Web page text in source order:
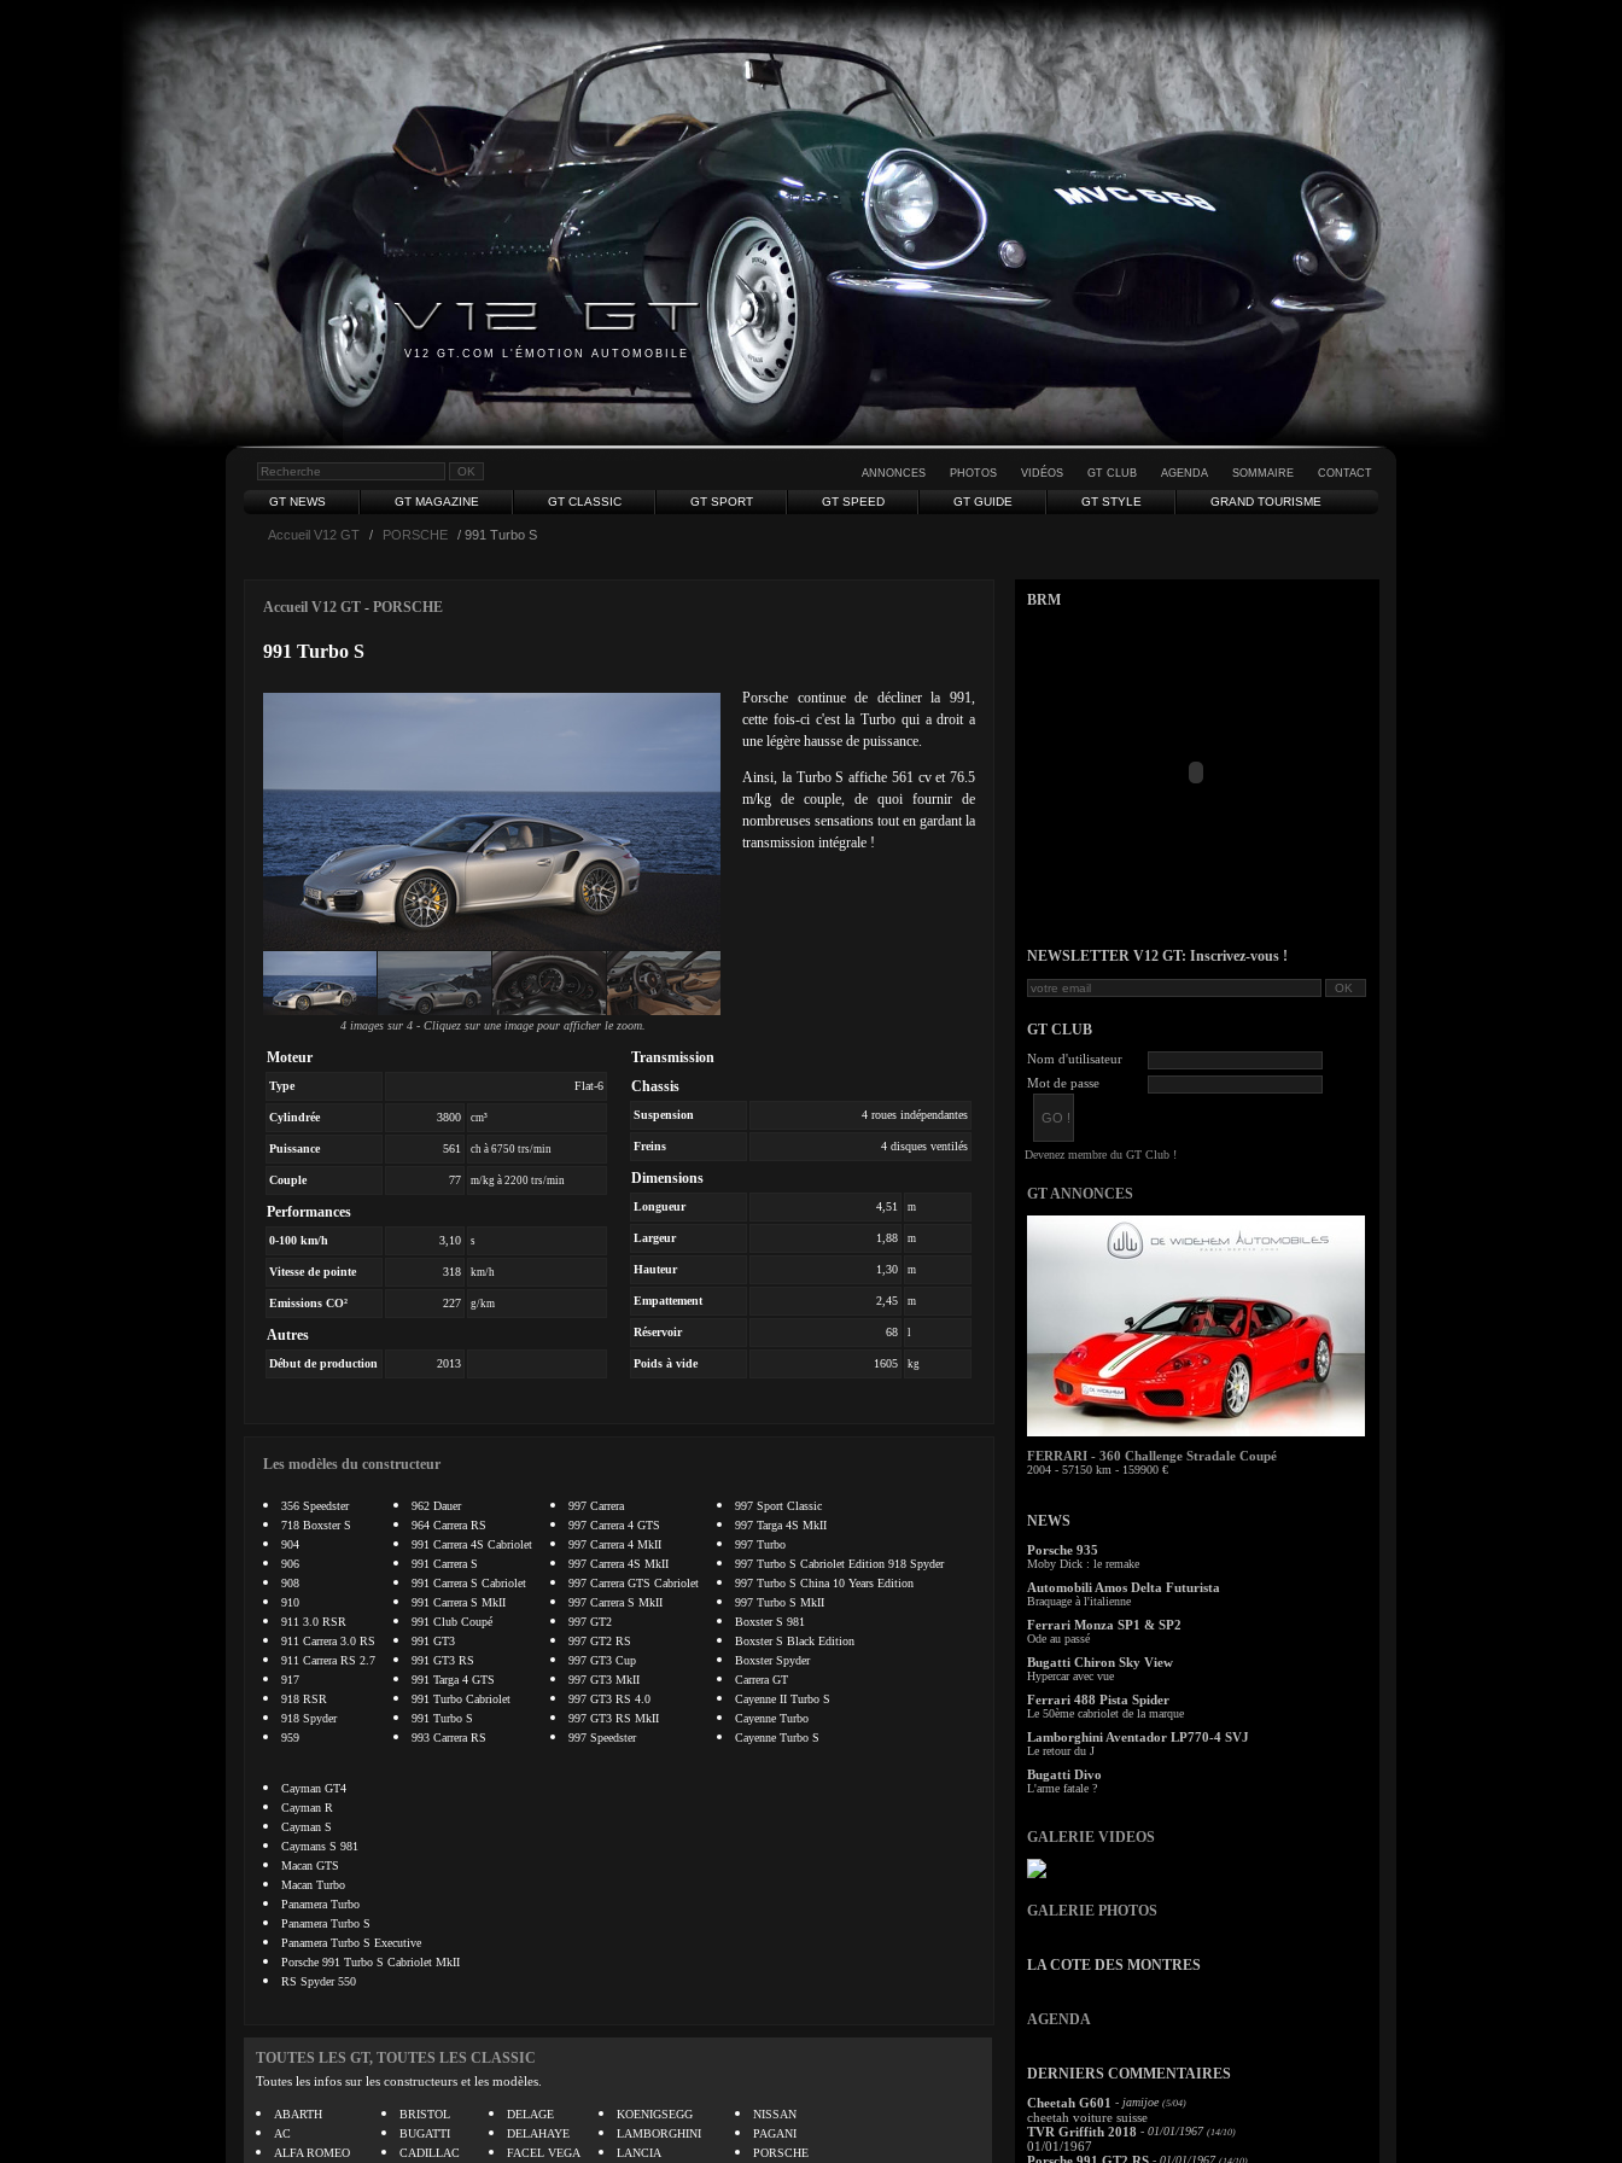
V12 GT.COM L'ÉMOTION AUTOMOBILE
ANNONCES PHOTOS VIDÉOS GT CLUB AGENDA SOMMAIRE CONTACT
GT NEWS GT MAGAZINE GT CLASSIC GT SPORT GT SPEED GT GUIDE GT STYLE GRAND TOURISME
Accueil V12 GT / PORSCHE / 991 Turbo S
Accueil V12 GT - PORSCHE
991 Turbo S
4 images sur 4 - Cliquez sur une image pour afficher le zoom.
Porsche continue de décliner la 991,
cette fois-ci c'est la Turbo qui a droit a
une légère hausse de puissance.
Ainsi, la Turbo S affiche 561 cv et 76.5
m/kg de couple, de quoi fournir de
nombreuses sensations tout en gardant la
transmission intégrale !
Moteur
Type Flat-6
Cylindrée 3800 cm³
Puissance 561 ch à 6750 trs/min
Couple 77 m/kg à 2200 trs/min
Performances
0-100 km/h 3,10 s
Vitesse de pointe 318 km/h
Emissions CO² 227 g/km
Autres
Début de production 2013
Transmission
Chassis
Suspension 4 roues indépendantes
Freins 4 disques ventilés
Dimensions
Longueur 4,51 m
Largeur 1,88 m
Hauteur 1,30 m
Empattement 2,45 m
Réservoir 68 l
Poids à vide 1605 kg
Les modèles du constructeur
356 Speedster
718 Boxster S
904
906
908
910
911 3.0 RSR
911 Carrera 3.0 RS
911 Carrera RS 2.7
917
918 RSR
918 Spyder
959
962 Dauer
964 Carrera RS
991 Carrera 4S Cabriolet
991 Carrera S
991 Carrera S Cabriolet
991 Carrera S MkII
991 Club Coupé
991 GT3
991 GT3 RS
991 Targa 4 GTS
991 Turbo Cabriolet
991 Turbo S
993 Carrera RS
997 Carrera
997 Carrera 4 GTS
997 Carrera 4 MkII
997 Carrera 4S MkII
997 Carrera GTS Cabriolet
997 Carrera S MkII
997 GT2
997 GT2 RS
997 GT3 Cup
997 GT3 MkII
997 GT3 RS 4.0
997 GT3 RS MkII
997 Speedster
997 Sport Classic
997 Targa 4S MkII
997 Turbo
997 Turbo S Cabriolet Edition 918 Spyder
997 Turbo S China 10 Years Edition
997 Turbo S MkII
Boxster S 981
Boxster S Black Edition
Boxster Spyder
Carrera GT
Cayenne II Turbo S
Cayenne Turbo
Cayenne Turbo S
Cayman GT4
Cayman R
Cayman S
Caymans S 981
Macan GTS
Macan Turbo
Panamera Turbo
Panamera Turbo S
Panamera Turbo S Executive
Porsche 991 Turbo S Cabriolet MkII
RS Spyder 550
TOUTES LES GT, TOUTES LES CLASSIC
Toutes les infos sur les constructeurs et les modèles.
ABARTH
AC
ALFA ROMEO
BRISTOL
BUGATTI
CADILLAC
DELAGE
DELAHAYE
FACEL VEGA
KOENIGSEGG
LAMBORGHINI
LANCIA
NISSAN
PAGANI
PORSCHE
BRM
NEWSLETTER V12 GT: Inscrivez-vous !
GT CLUB
Nom d'utilisateur
Mot de passe
GT ANNONCES
FERRARI - 360 Challenge Stradale Coupé
2004 - 57150 km - 159900 €
NEWS
Porsche 935
Moby Dick : le remake
Automobili Amos Delta Futurista
Braquage à l'italienne
Ferrari Monza SP1 & SP2
Ode au passé
Bugatti Chiron Sky View
Hypercar avec vue
Ferrari 488 Pista Spider
Le 50ème cabriolet de la marque
Lamborghini Aventador LP770-4 SVJ
Le retour du J
Bugatti Divo
L'arme fatale ?
GALERIE VIDEOS
GALERIE PHOTOS
LA COTE DES MONTRES
AGENDA
DERNIERS COMMENTAIRES
Cheetah G601 - jamijoe (5/04)
cheetah voiture suisse
TVR Griffith 2018 - 01/01/1967 (14/10)
01/01/1967
- 01/01/1967